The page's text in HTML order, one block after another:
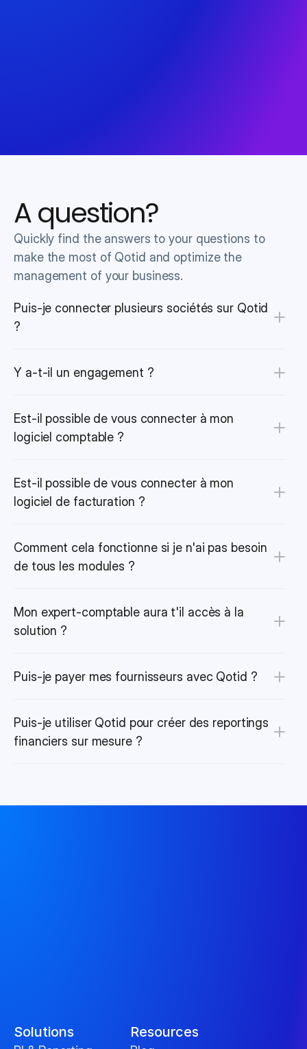
A question?
Quickly find the answers to your questions to
make the most of Qotid and optimize the
management of your business.
Puis-je connecter plusieurs sociétés sur Qotid
?
Y a-t-il un engagement ?
Est-il possible de vous connecter à mon
logiciel comptable ?
Est-il possible de vous connecter à mon
logiciel de facturation ?
Comment cela fonctionne si je n'ai pas besoin
de tous les modules ?
Mon expert-comptable aura t'il accès à la
solution ?
Puis-je payer mes fournisseurs avec Qotid ?
Puis-je utiliser Qotid pour créer des reportings
financiers sur mesure ?
Solutions Resources